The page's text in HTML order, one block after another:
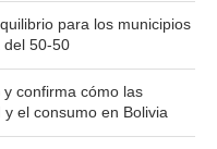
para los municipios
del 50-50
confirma cómo las
el consumo en Bolivia